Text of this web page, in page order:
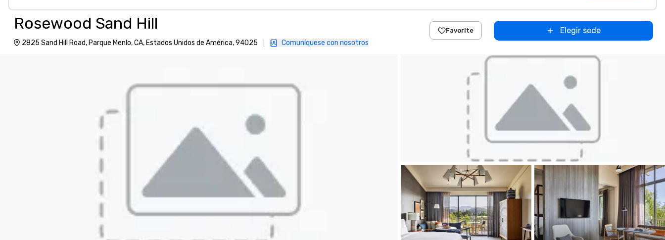
Rosewood Sand Hill
2825 Sand Hill Road, Parque Menlo, CA, Estados Unidos de América, 94025 Comuníquese con nosotros
Favorite Elegir sede